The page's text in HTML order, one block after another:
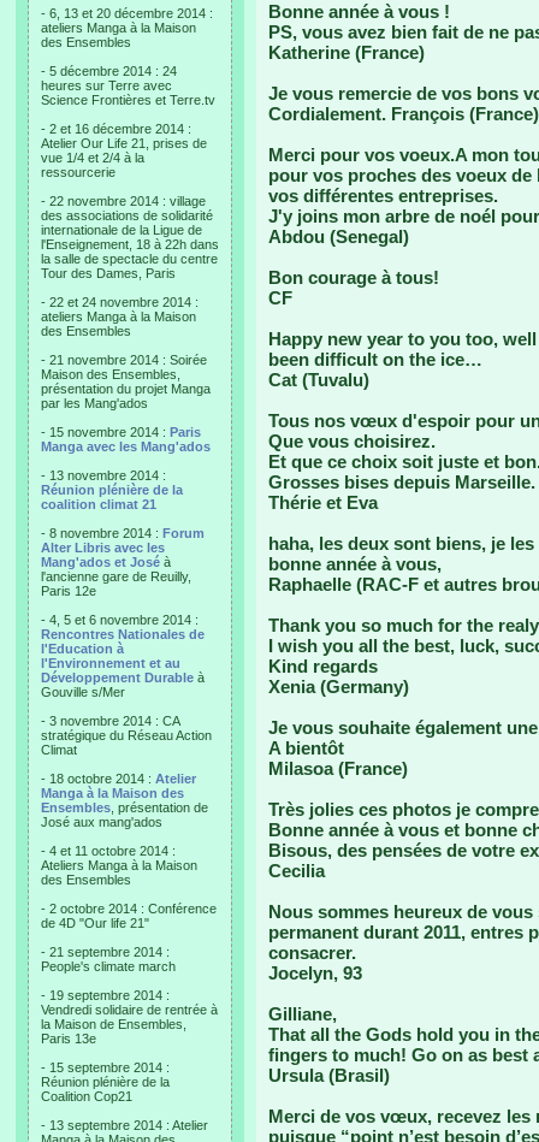
- 6, 13 et 20 décembre 2014 :
ateliers Manga à la Maison
des Ensembles
- 5 décembre 2014 : 24
heures sur Terre avec
Science Frontières et Terre.tv
- 2 et 16 décembre 2014 :
Atelier Our Life 21, prises de
vue 1/4 et 2/4 à la
ressourcerie
- 22 novembre 2014 : village
des associations de solidarité
internationale de la Ligue de
l'Enseignement, 18 à 22h dans
la salle de spectacle du centre
Tour des Dames, Paris
- 22 et 24 novembre 2014 :
ateliers Manga à la Maison
des Ensembles
- 21 novembre 2014 : Soirée
Maison des Ensembles,
présentation du projet Manga
par les Mang'ados
- 15 novembre 2014 : Paris
Manga avec les Mang'ados
- 13 novembre 2014 :
Réunion plénière de la
coalition climat 21
- 8 novembre 2014 : Forum
Alter Libris avec les
Mang'ados et José à
l'ancienne gare de Reuilly,
Paris 12e
- 4, 5 et 6 novembre 2014 :
Rencontres Nationales de
l'Education à
l'Environnement et au
Développement Durable à
Gouville s/Mer
- 3 novembre 2014 : CA
stratégique du Réseau Action
Climat
- 18 octobre 2014 : Atelier
Manga à la Maison des
Ensembles , présentation de
José aux mang'ados
- 4 et 11 octobre 2014 :
Ateliers Manga à la Maison
des Ensembles
- 2 octobre 2014 : Conférence
de 4D "Our life 21"
- 21 septembre 2014 :
People's climate march
- 19 septembre 2014 :
Vendredi solidaire de rentrée à
la Maison de Ensembles,
Paris 13e
- 15 septembre 2014 :
Réunion plénière de la
Coalition Cop21
- 13 septembre 2014 : Atelier
Bonne année à vous !
PS, vous avez bien fait de ne
Katherine (France)
Je vous remercie de vos bons
Cordialement. François (France)
Merci pour vos voeux.A mon
pour vos proches des voeux
vos différentes entreprises.
J'y joins mon arbre de noél
Abdou (Senegal)
Bon courage à tous!
CF
Happy new year to you too,
been difficult on the ice…
Cat (Tuvalu)
Tous nos vœux d'espoir pour
Que vous choisirez.
Et que ce choix soit juste et
Grosses bises depuis Marseille.
Thérie et Eva
haha, les deux sont biens, je
bonne année à vous,
Raphaelle (RAC-F et autres
Thank you so much for the
I wish you all the best, luck,
Kind regards
Xenia (Germany)
Je vous souhaite également
A bientôt
Milasoa (France)
Très jolies ces photos je
Bonne année à vous et bonne
Bisous, des pensées de votre
Cecilia
Nous sommes heureux de
permanent durant 2011, entres
consacrer.
Jocelyn, 93
Gilliane,
That all the Gods hold you in
fingers to much! Go on as best
Ursula (Brasil)
Merci de vos vœux, recevez
puisque “point n’est besoin